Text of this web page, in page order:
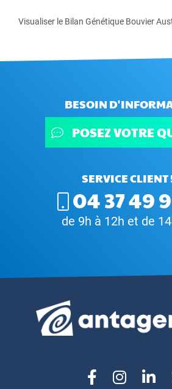
Visualiser le Bilan Génétique Bouvier
BESOIN
POSEZ VOTRE
SERVICE CLIENT
04 37 49
de 9h à 12h et de